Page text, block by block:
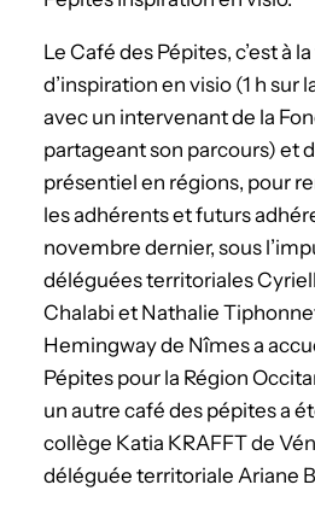
Le Café des Pépites, c’est à
d’inspiration en visio (1 h sur
avec un intervenant de la
partageant son parcours) et
présentiel en régions, pour
les adhérents et futurs
novembre dernier, sous
déléguées territoriales
Chalabi et Nathalie
Hemingway de Nîmes a
Pépites pour la Région
un autre café des pépites a
collège Katia KRAFFT de
déléguée territoriale Ariane